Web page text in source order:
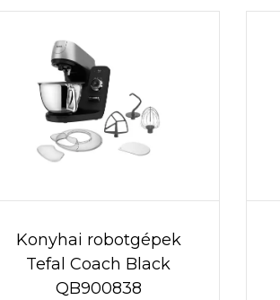
Konyhai robotgépek
Tefal Coach Black
QB900838